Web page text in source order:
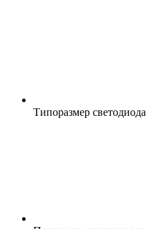
Типоразмер светодиода